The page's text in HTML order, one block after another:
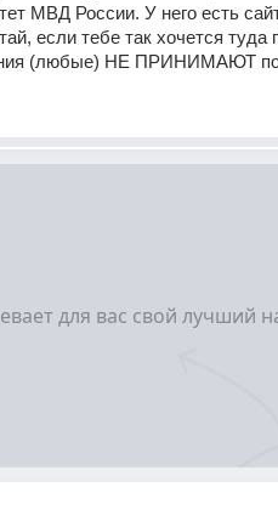
МВД России. У него есть
если тебе так хочется туда
(любые) НЕ ПРИНИМАЮТ